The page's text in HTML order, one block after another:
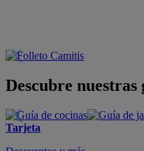
Descubre nuestras
Tarjeta